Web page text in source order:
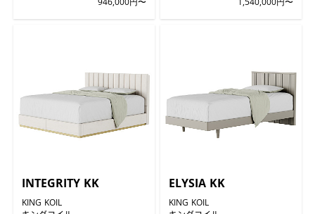
INTEGRITY KK
KING KOIL
ELYSIA KK
KING KOIL